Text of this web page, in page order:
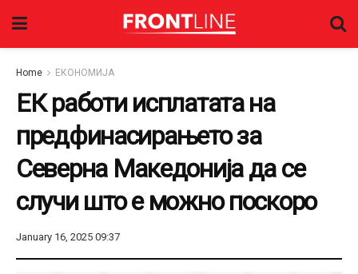
Home ЕКОНОМИЈА
ЕК работи исплатата на
предфинасирањето за
Северна Македонија да се
случи што е можно поскоро
January 16, 2025 09:37